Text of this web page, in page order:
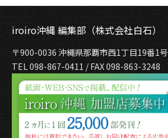
iroiro沖縄 編集部（株式会社白石）
〒900-0036 沖縄県那覇市西1丁目19番1号
TEL 098-867-0411 / FAX 098-863-3248